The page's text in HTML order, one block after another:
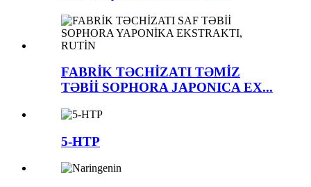
FABRİK TƏCHİZATI TƏMİZ
TƏBİİ SOPHORA JAPONICA EX...
5-HTP